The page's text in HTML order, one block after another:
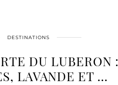
DESTINATIONS
DU LUBERON :
LAVANDE ET …